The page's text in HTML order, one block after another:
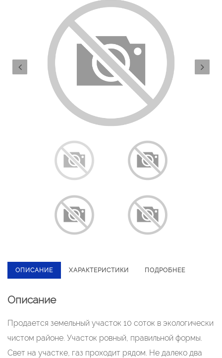
ОПИСАНИЕ ХАРАКТЕРИСТИКИ ПОДРОБНЕЕ
Описание
Продается земельный участок 10 соток в экологически
чистом районе. Участок ровный, правильной формы.
Свет на участке, газ проходит рядом. Не далеко два